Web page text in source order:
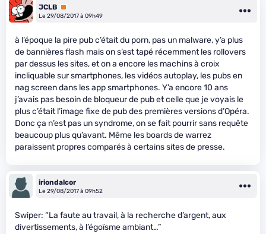
JCLB Premium
Le 29/08/2017 à 09h49
à l’époque la pire pub c’était du porn, pas un malware, y’a plus
de bannières flash mais on s’est tapé récemment les rollovers
par dessus les sites, et on a encore les machins à croix
incliquable sur smartphones, les vidéos autoplay, les pubs en
nag screen dans les app smartphones. Y’a encore 10 ans
j’avais pas besoin de bloqueur de pub et celle que je voyais le
plus c’était l’image fixe de pub des premières versions d’Opéra.
Donc ça n’est pas un syndrome, on se fait pourrir sans requête
beaucoup plus qu’avant. Même les boards de warrez
paraissent propres comparés à certains sites de presse.
iriondalcor
Le 29/08/2017 à 09h52
Swiper: “La faute au travail, à la recherche d’argent, aux
divertissements, à l’égoïsme ambiant…”